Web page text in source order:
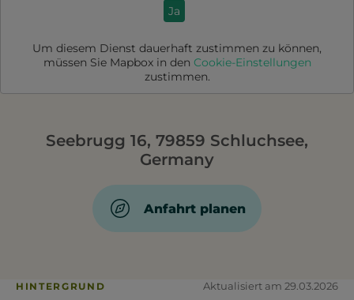
Ja
Um diesem Dienst dauerhaft zustimmen zu können,
müssen Sie Mapboxin den Cookie-Einstellungen
zustimmen.
Seebrugg 16, 79859 Schluchsee,
Germany
Anfahrt planen
HINTERGRUND Aktualisiert am 29.03.2026